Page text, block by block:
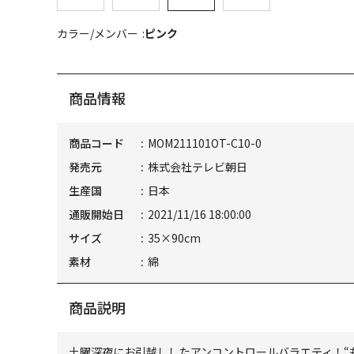
カラー/メンバー ピンク
商品情報
商品コード
MOM211101OT-C10-0
発売元
株式会社テレビ朝日
生産国
日本
通販開始日
2021/11/16 18:00:00
サイズ
35×90cm
素材
綿
商品説明